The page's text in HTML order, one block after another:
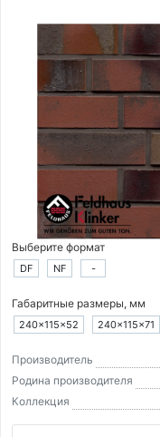
Выберите формат
DF NF -
Габаритные размеры, мм
240×115×52 240×115×71
Производитель
Родина производителя
Коллекция